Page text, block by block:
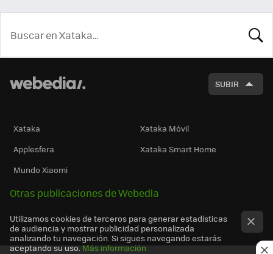
SUBIR
Xataka
Xataka Móvil
Applesfera
Xataka Smart Home
Mundo Xiaomi
Otras publicaciones de Webedia
Utilizamos cookies de terceros para generar estadísticas
de audiencia y mostrar publicidad personalizada
analizando tu navegación. Si sigues navegando estarás
aceptando su uso. Más información